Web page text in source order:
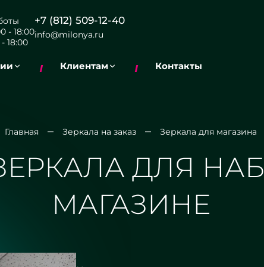
- 18:00
18:00
+7 (812) 509-12-40
info@milonya.ru
Клиентам Контакты
Главная Зеркала на заказ Зеркала для магазина
ДЛЯ
МАГАЗИНЕ